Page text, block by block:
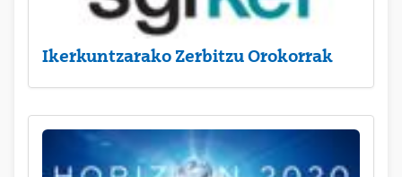
Ikerkuntzarako Zerbitzu Orokorrak